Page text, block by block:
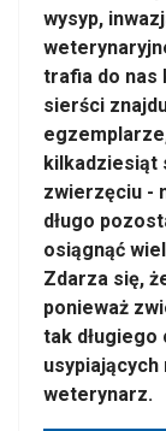
wysyp,
trafia do nas
sierści
kilkadziesiąt
zwierzęciu -
długo
osiągnąć
Zdarza się,
ponieważ
tak długiego
usypiających
weterynarz.